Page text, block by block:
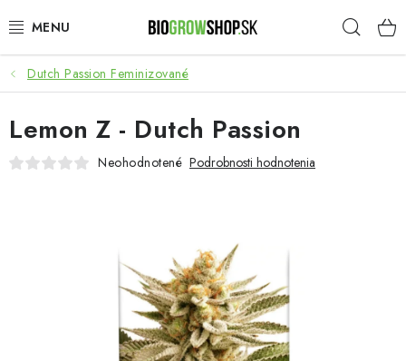
na
PESTOVANIE
HEADSHOP
SEMENÁ
TOTÁLNY VÝPREDAJ
50% ZĽAVA NA SEMENÁ
Dutch Passion Feminizované
Lemon Z - Dutch Passion
Neohodnotené Podrobnosti hodnotenia